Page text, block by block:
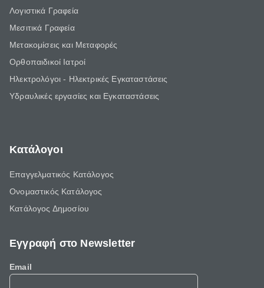
Λογιστικά Γραφεία
Μεσιτικά Γραφεία
Μετακομίσεις και Μεταφορές
Ορθοπαιδικοί Ιατροί
Ηλεκτρολόγοι - Ηλεκτρικές Εγκαταστάσεις
Υδραυλικές εργασίες και Εγκαταστάσεις
Κατάλογοι
Επαγγελματικός Κατάλογος
Ονομαστικός Κατάλογος
Κατάλογος Δημοσίου
Εγγραφή στο Newsletter
Email